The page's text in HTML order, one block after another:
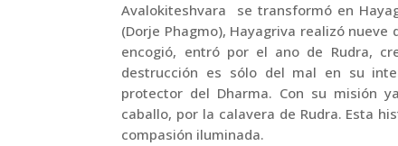
Avalokiteshvara se transformó en
(Dorje Phagmo), Hayagriva realizó
encogió, entró por el ano de Rudra,
destrucción es sólo del mal en su
protector del Dharma. Con su misión
caballo, por la calavera de Rudra. Esta
compasión iluminada.